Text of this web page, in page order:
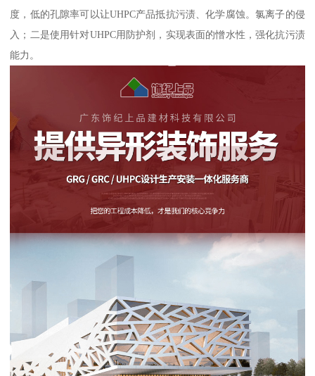
度，低的孔隙率可以让UHPC产品抵抗污渍、化学腐蚀。氯离子的侵
入；二是使用针对UHPC用防护剂，实现表面的憎水性，强化抗污渍
能力。